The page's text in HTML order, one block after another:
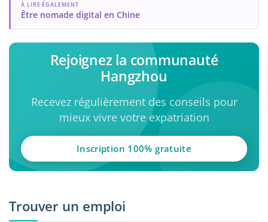
À LIRE ÉGALEMENT
Être nomade digital en Chine
Rejoignez la communauté
Hangzhou
Recevez régulièrement des conseils pour
mieux vivre votre expatriation
Inscription 100% gratuite
Trouver un emploi